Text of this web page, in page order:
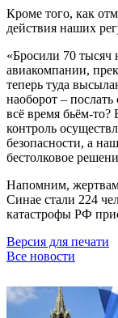
Кроме того, как
действия наших
«Бросили 70 тысяч
авиакомпании,
теперь туда
наоборот –
всё время бьём-
контроль
безопасности, а
бестолковое
Напомним,
Синае стали 224
катастрофы РФ
Версия для печати
Все новости